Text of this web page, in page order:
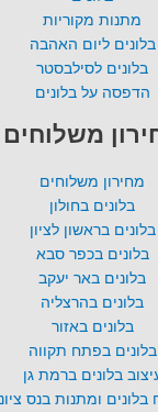
מתנות מקוריות
בלונים ליום האהבה
בלונים לסילבסטר
הדפסה על בלונים
משלוחים
מחירון משלוחים
בלונים בחולון
בלונים בראשון לציון
בלונים בכפר סבא
בלונים באר יעקב
בלונים בהרצליה
בלונים באזור
בלונים בפתח תקווה
בלונים ברמת גן
בלונים ומתנות בנס